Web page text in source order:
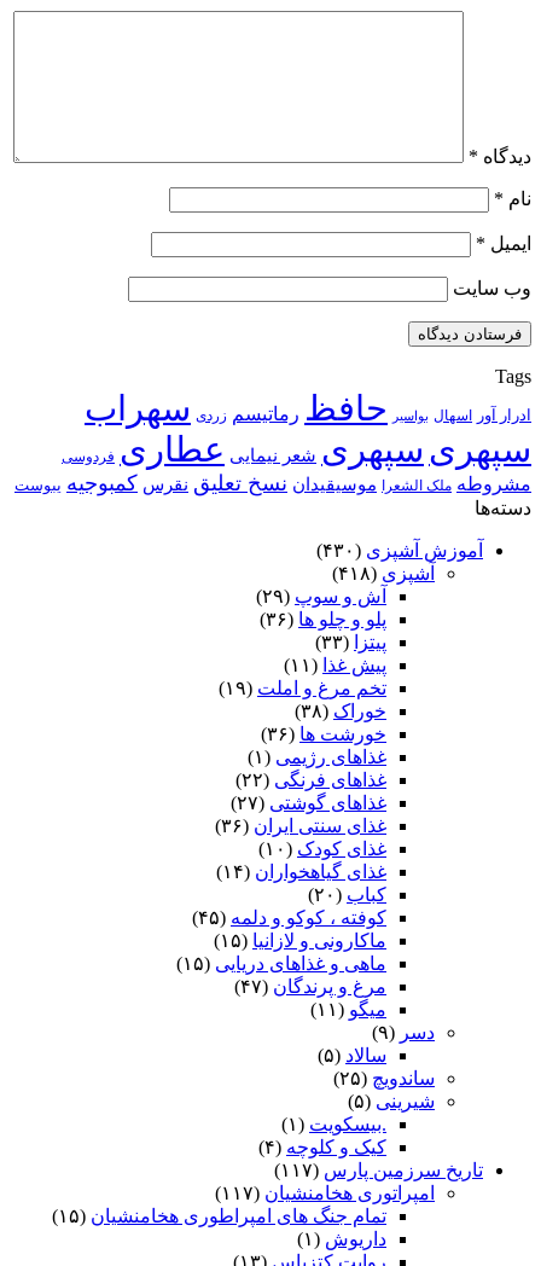
دیدگاه *
نام *
ایمیل *
وب‌ سایت
Tags
ادرار آور اسهال بواسیر حافظ رماتیسم زردی سهراب
سپهری سپهری شعر نیمایی عطاری فردوسی
مشروطه ملک الشعرا موسیقیدان نسخ تعلیق نقرس کمبوجیه یبوست
دسته‌ها
آموزش آشپزی (۴۳۰)
آشپزی (۴۱۸)
آش و سوپ (۲۹)
پلو و چلو ها (۳۶)
پیتزا
(۳۳)
پیش غذا (۱۱)
تخم مرغ و املت (۱۹)
خوراک (۳۸)
خورشت ها (۳۶)
غذاهای رژیمی (۱)
غذاهای فرنگی (۲۲)
غذاهای گوشتی (۲۷)
غذای سنتی ایران (۳۶)
غذای کودک (۱۰)
غذای گیاهخواران (۱۴)
کباب (۲۰)
کوفته ، کوکو و دلمه (۴۵)
ماکارونی و لازانیا (۱۵)
ماهی و غذاهای دریایی (۱۵)
مرغ و پرندگان (۴۷)
میگو (۱۱)
دسر (۹)
سالاد (۵)
ساندویچ (۲۵)
شیرینی (۵)
.بیسکویت (۱)
کیک و کلوچه (۴)
تاریخ سرزمین پارس (۱۱۷)
امپراتوری هخامنشیان (۱۱۷)
تمام جنگ های امپراطوری هخامنشیان (۱۵)
داریوش (۱)